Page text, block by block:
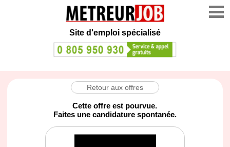
Site d'emploi spécialisé
Retour aux offres
Cette offre est pourvue.
Faites une candidature spontanée.